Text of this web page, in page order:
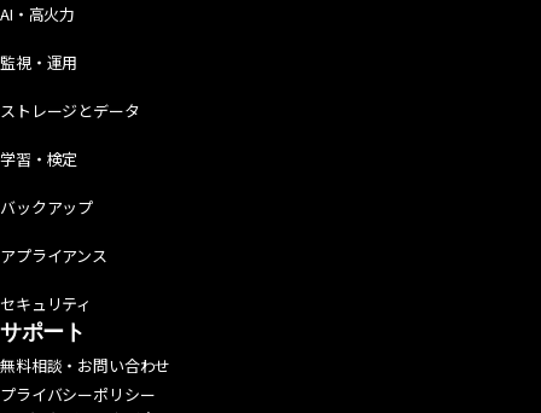
AI・高火力
監視・運用
ストレージとデータ
学習・検定
バックアップ
アプライアンス
セキュリティ
サポート
無料相談・お問い合わせ
プライバシーポリシー